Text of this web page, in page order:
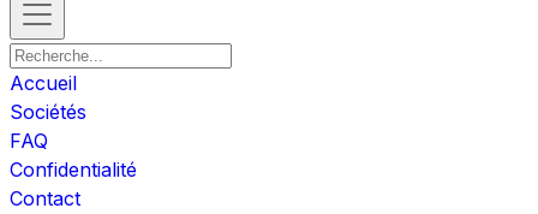
Accueil
Sociétés
FAQ
Confidentialité
Contact